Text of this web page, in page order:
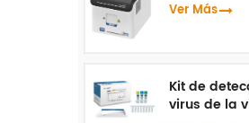
Ver Más
Kit de
virus de la